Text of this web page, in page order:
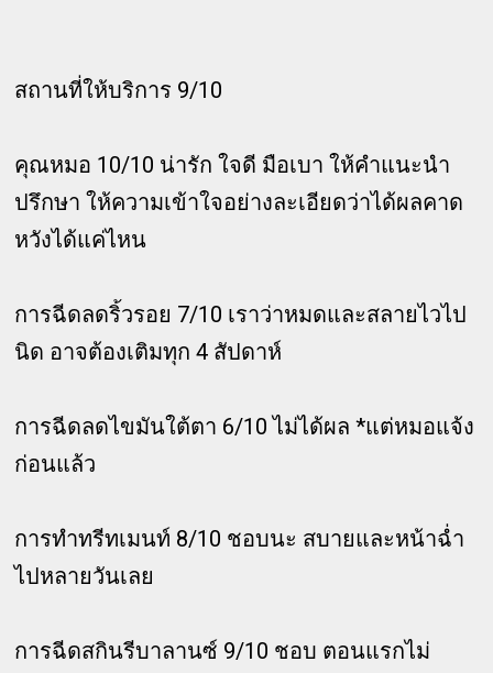
สถานที่ให้บริการ 9/10
คุณหมอ 10/10 น่ารัก ใจดี มือเบา ให้คำแนะนำ
ปรึกษา ให้ความเข้าใจอย่างละเอียดว่าได้ผลคาด
หวังได้แค่ไหน
การฉีดลดริ้วรอย 7/10 เราว่าหมดและสลายไวไป
นิด อาจต้องเติมทุก 4 สัปดาห์
การฉีดลดไขมันใต้ตา 6/10 ไม่ได้ผล *แต่หมอแจ้ง
ก่อนแล้ว
การทำทรีทเมนท์ 8/10 ชอบนะ สบายและหน้าฉ่ำ
ไปหลายวันเลย
การฉีดสกินรีบาลานซ์ 9/10 ชอบ ตอนแรกไม่